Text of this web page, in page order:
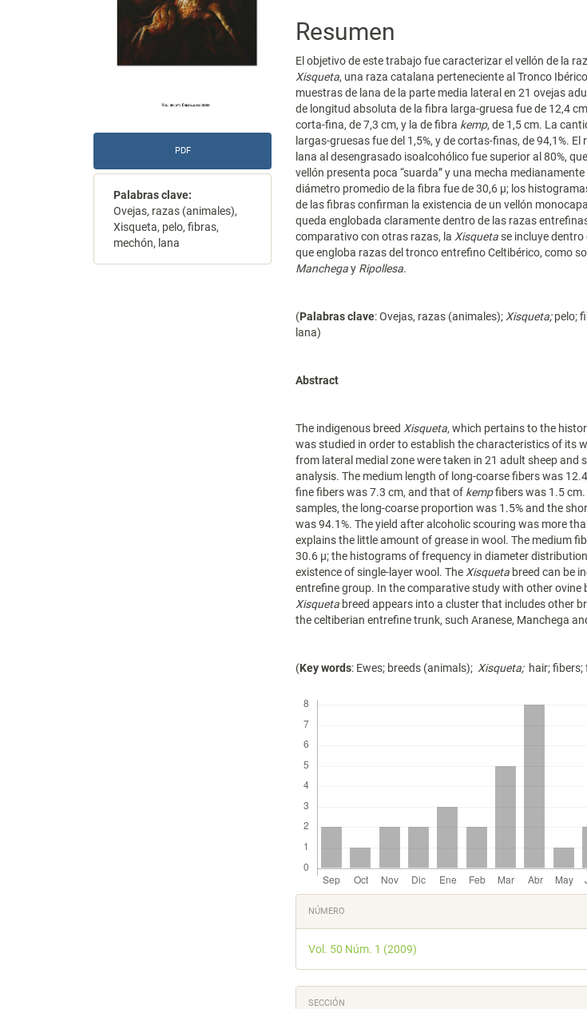
PDF
Palabras clave:
Ovejas, razas (animales),
Xisqueta, pelo, fibras,
mechón, lana
Resumen
El objetivo de este trabajo fue caracterizar el vellón de la
Xisqueta, una raza catalana perteneciente al Tronco
muestras de lana de la parte media lateral en 21 ovejas
de longitud absoluta de la fibra larga-gruesa fue de 12,4
corta-fina, de 7,3 cm, y la de fibra kemp, de 1,5 cm. La
largas-gruesas fue del 1,5%, y de cortas-finas, de 94,1%. El
lana al desengrasado isoalcohólico fue superior al 80%,
vellón presenta poca “suarda” y una mecha medianamente
diámetro promedio de la fibra fue de 30,6 µ; los
de las fibras confirman la existencia de un vellón
queda englobada claramente dentro de las razas
comparativo con otras razas, la Xisquetase incluye dentro
que engloba razas del tronco entrefino Celtibérico, como
Manchegay Ripollesa.
(Palabras clave: Ovejas, razas (animales); Xisqueta;pelo;
lana)
Abstract
The indigenous breed Xisqueta, which pertains to the
was studied in order to establish the characteristics of its
from lateral medial zone were taken in 21 adult sheep and
analysis. The medium length of long-coarse fibers was
fine fibers was 7.3 cm, and that of kempfibers was 1.5
samples, the long-coarse proportion was 1.5% and the
was 94.1%. The yield after alcoholic scouring was more
explains the little amount of grease in wool. The medium
30.6 µ; the histograms of frequency in diameter
existence of single-layer wool. The Xisqueta breed can be
entrefine group. In the comparative study with other ovine
Xisqueta breed appears into a cluster that includes other
the celtiberian entrefine trunk, such Aranese, Manchega
(Key words: Ewes; breeds (animals); Xisqueta;hair; fibers;
Detalles
del
artículo
NÚMERO
Vol. 50 Núm. 1 (2009)
SECCIÓN